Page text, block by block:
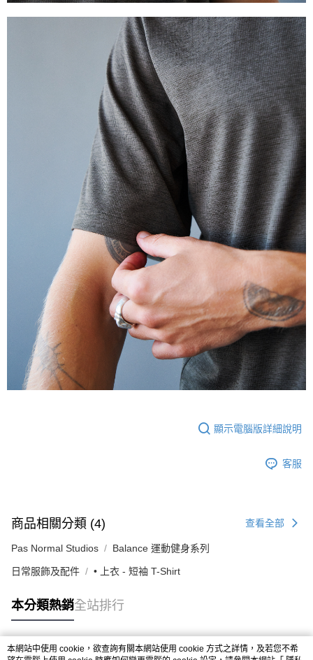
顯示電腦版詳細說明
客服
商品相關分類 (4) 查看全部
Pas Normal Studios Balance 運動健身系列
日常服飾及配件 • 上衣 - 短袖 T-Shirt
本分類熱銷全站排行
本網站中使用 cookie，欲查詢有關本網站使用 cookie 方式之詳情，及若您不希